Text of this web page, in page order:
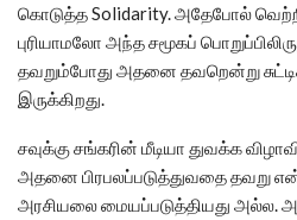
கொடுத்த Solidarity. அதேபோல்
புரியாமலோ அந்த சமூகப்
தவறும்போது அதனை தவறென்று
இருக்கிறது.
சவுக்கு சங்கரின் மீடியா துவக்க
அதனை பிரபலப்படுத்துவதை தவறு
அரசியலை மையப்படுத்தியது அல்ல.